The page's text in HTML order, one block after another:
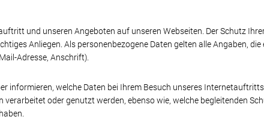
und unseren Angeboten auf unseren Webseiten. Der Schutz
Anliegen. Als personenbezogene Daten gelten alle Angaben,
Adresse, Anschrift).
informieren, welche Daten bei Ihrem Besuch unseres
verarbeitet oder genutzt werden, ebenso wie, welche begleitenden